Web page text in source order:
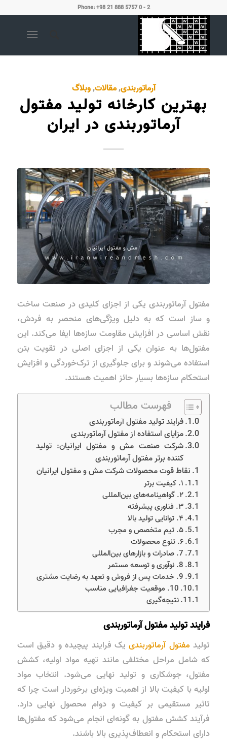
Phone: +98 21 888 5757 0 - 2
آرماتوربندی,مقالات,وبلاگ
بهترین کارخانه تولید مفتول
آرماتوربندی در ایران
مفتول آرماتوربندی یکی از اجزای کلیدی در صنعت ساخت
و ساز است که به دلیل ویژگی‌های منحصر به فردش،
نقش اساسی در افزایش مقاومت سازه‌ها ایفا می‌کند. این
مفتول‌ها به عنوان یکی از اجزای اصلی در تقویت بتن
استفاده می‌شوند و برای جلوگیری از ترک‌خوردگی و افزایش
استحکام سازه‌ها بسیار حائز اهمیت هستند.
فهرست مطالب
فرایند تولید مفتول آرماتوربندی
مزایای استفاده از مفتول آرماتوربندی
شرکت صنعت مش و مفتول ایرانیان: تولید
کننده برتر مفتول آرماتوربندی
نقاط قوت محصولات شرکت مش و مفتول ایرانیان
۱. کیفیت برتر
۲. گواهینامه‌های بین‌المللی
۳. فناوری پیشرفته
۴. توانایی تولید بالا
۵. تیم متخصص و مجرب
۶. تنوع محصولات
7. صادرات و بازارهای بین‌المللی
8. نوآوری و توسعه مستمر
9. خدمات پس از فروش و تعهد به رضایت مشتری
10. موقعیت جغرافیایی مناسب
نتیجه‌گیری
فرایند تولید مفتول آرماتوربندی
تولید مفتول آرماتوربندییک فرایند پیچیده و دقیق است
که شامل مراحل مختلفی مانند تهیه مواد اولیه، کشش
مفتول، جوشکاری و تولید نهایی می‌شود. انتخاب مواد
اولیه با کیفیت بالا از اهمیت ویژه‌ای برخوردار است چرا که
تاثیر مستقیمی بر کیفیت و دوام محصول نهایی دارد.
فرآیند کشش مفتول به گونه‌ای انجام می‌شود که مفتول‌ها
دارای استحکام و انعطاف‌پذیری بالا باشند.